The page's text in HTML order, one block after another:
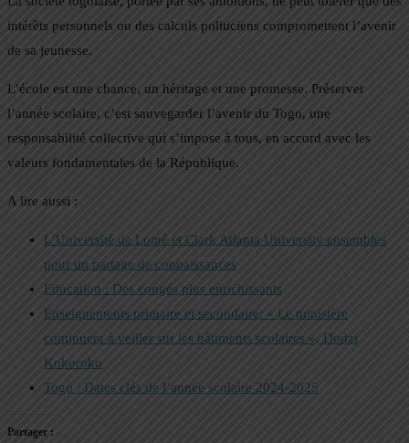
intérêts personnels ou des calculs politiciens compromettent l’avenir
de sa jeunesse.
L’école est une chance, un héritage et une promesse. Préserver
l’année scolaire, c’est sauvegarder l’avenir du Togo, une
responsabilité collective qui s’impose à tous, en accord avec les
valeurs fondamentales de la République.
A lire aussi :
L’Université de Lomé et Clark Atlanta University ensembles
pour un partage de connaissances
Education : Des congés plus enrichissants
Enseignements primaire et secondaire: « Le ministère
continuera à veiller sur les bâtiments scolaires », Dodzi
Kokoroko
Togo : Dates clés de l’année scolaire 2024-2025
Partager :